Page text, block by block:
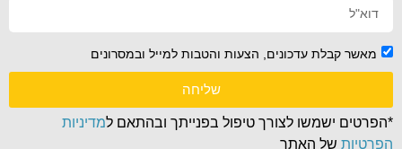
מאשר קבלת עדכונים, הצעות והטבות למייל ובמסרונים
שליחה
*הפרטים ישמשו לצורך טיפול בפנייתך ובהתאם למדיניות
הפרטיות של האתר